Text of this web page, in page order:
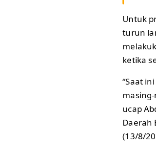
Untuk
turun
ketika
“Saat
ucap
Daerah
(13/8/